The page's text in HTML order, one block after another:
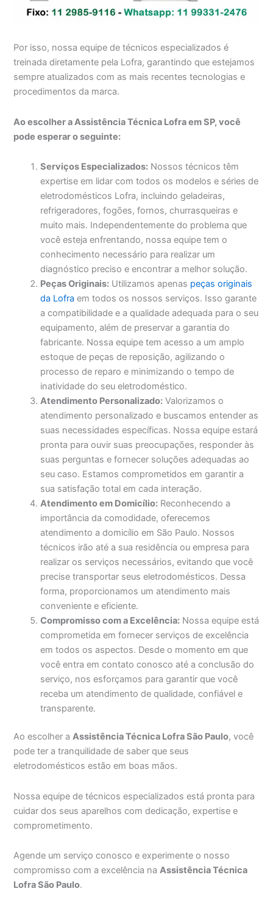
Por isso, nossa equipe de técnicos especializados é
treinada diretamente pela Lofra, garantindo que estejamos
sempre atualizados com as mais recentes tecnologias e
procedimentos da marca.
Ao escolher a Assistência Técnica Lofra em SP, você
pode esperar o seguinte:
Serviços Especializados: Nossos técnicos têm
expertise em lidar com todos os modelos e séries de
eletrodomésticos Lofra, incluindo geladeiras,
refrigeradores, fogões, fornos, churrasqueiras e
muito mais. Independentemente do problema que
você esteja enfrentando, nossa equipe tem o
conhecimento necessário para realizar um
diagnóstico preciso e encontrar a melhor solução.
Peças Originais: Utilizamos apenas peças originais
da Lofra em todos os nossos serviços. Isso garante
a compatibilidade e a qualidade adequada para o seu
equipamento, além de preservar a garantia do
fabricante. Nossa equipe tem acesso a um amplo
estoque de peças de reposição, agilizando o
processo de reparo e minimizando o tempo de
inatividade do seu eletrodoméstico.
Atendimento Personalizado: Valorizamos o
atendimento personalizado e buscamos entender as
suas necessidades específicas. Nossa equipe estará
pronta para ouvir suas preocupações, responder às
suas perguntas e fornecer soluções adequadas ao
seu caso. Estamos comprometidos em garantir a
sua satisfação total em cada interação.
Atendimento em Domicílio: Reconhecendo a
importância da comodidade, oferecemos
atendimento a domicílio em São Paulo. Nossos
técnicos irão até a sua residência ou empresa para
realizar os serviços necessários, evitando que você
precise transportar seus eletrodomésticos. Dessa
forma, proporcionamos um atendimento mais
conveniente e eficiente.
Compromisso com a Excelência: Nossa equipe está
comprometida em fornecer serviços de excelência
em todos os aspectos. Desde o momento em que
você entra em contato conosco até a conclusão do
serviço, nos esforçamos para garantir que você
receba um atendimento de qualidade, confiável e
transparente.
Ao escolher aAssistência Técnica Lofra São Paulo, você
pode ter a tranquilidade de saber que seus
eletrodomésticos estão em boas mãos.
Nossa equipe de técnicos especializados está pronta para
cuidar dos seus aparelhos com dedicação, expertise e
comprometimento.
Agende um serviço conosco e experimente o nosso
compromisso com a excelência naAssistência Técnica
Lofra São Paulo.